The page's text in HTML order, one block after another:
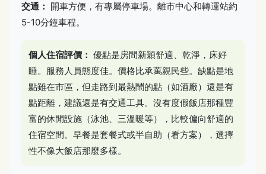
交通： 開車方便，有專屬停車場。離市中心和轉運站約
5-10分鐘車程。
個人住宿評價： 優點是房間新穎舒適、乾淨，床好
睡。服務人員態度佳。價格比承萬親民些。缺點是地
點雖在市區，但走路到最熱鬧的點（如酒廠）還是有
點距離，建議還是有交通工具。沒有度假飯店那種豐
富的休閒設施（泳池、三溫暖等），比較偏向舒適的
住宿空間。早餐是套餐式或半自助（看方案），選擇
性不像大飯店那麼多樣。